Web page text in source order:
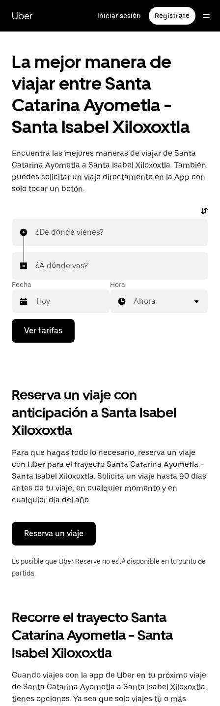
contenido
principal
Uber Iniciar sesión Regístrate
La mejor manera de
viajar entre Santa
Catarina Ayometla -
Santa Isabel Xiloxoxtla
Encuentra las mejores maneras de viajar de Santa
Catarina Ayometla a Santa Isabel Xiloxoxtla. También
puedes solicitar un viaje directamente en la App con
solo tocar un botón.
¿De dónde vienes?
¿A dónde vas?
Fecha
Presiona
flecha
el
y
selecciona
una
Presiona
la
tecla Esc
para
cerrar
el
calendario.
Hora
Ahora
Ver tarifas
Reserva un viaje con
anticipación a Santa Isabel
Xiloxoxtla
Para que hagas todo lo necesario, reserva un viaje
con Uber para el trayecto Santa Catarina Ayometla -
Santa Isabel Xiloxoxtla. Solicita un viaje hasta 90 días
antes de tu viaje, en cualquier momento y en
cualquier día del año.
Reserva un viaje
Es posible que Uber Reserve no esté disponible en tu punto de
partida.
Recorre el trayecto Santa
Catarina Ayometla - Santa
Isabel Xiloxoxtla
Cuando viajes con la app de Uber en tu próximo viaje
de Santa Catarina Ayometla a Santa Isabel Xiloxoxtla,
tienes opciones. Ya sea que solo viajes tú o más